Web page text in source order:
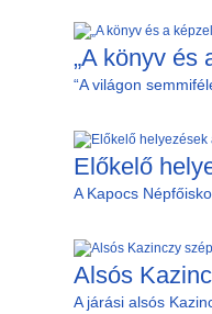
„A könyv és
“A világon
Előkelő
A Kapocs
Alsós
A járási alsós